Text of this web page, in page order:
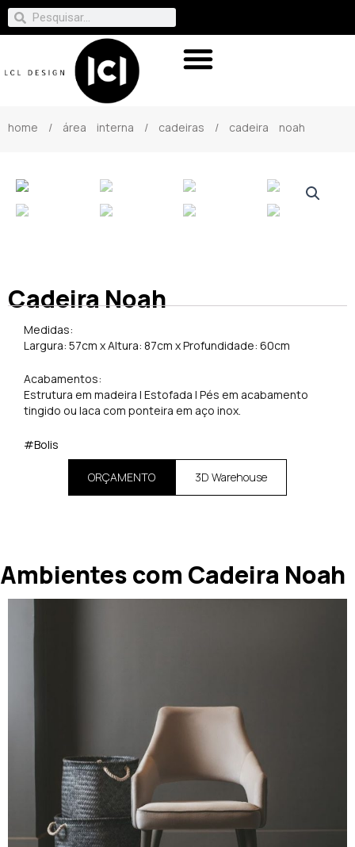
home / área interna / cadeiras / cadeira noah
Cadeira Noah
Medidas:
Largura: 57cm x Altura: 87cm x Profundidade: 60cm
Acabamentos:
Estrutura em madeira | Estofada | Pés em acabamento
tingido ou laca com ponteira em aço inox.
#Bolis
ORÇAMENTO 3D Warehouse
Ambientes com Cadeira Noah